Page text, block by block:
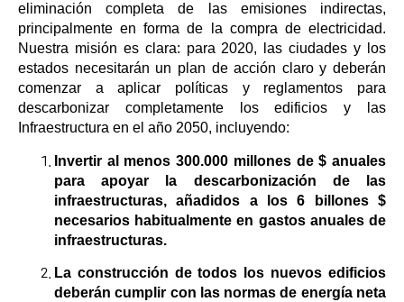
eliminación completa de las emisiones indirectas,
principalmente en forma de la compra de electricidad.
Nuestra misión es clara: para 2020, las ciudades y los
estados necesitarán un plan de acción claro y deberán
comenzar a aplicar políticas y reglamentos para
descarbonizar completamente los edificios y las
Infraestructura en el año 2050, incluyendo:
Invertir al menos 300.000 millones de $ anuales
para apoyar la descarbonización de las
infraestructuras, añadidos a los 6 billones $
necesarios habitualmente en gastos anuales de
infraestructuras.
La construcción de todos los nuevos edificios
deberán cumplir con las normas de energía neta